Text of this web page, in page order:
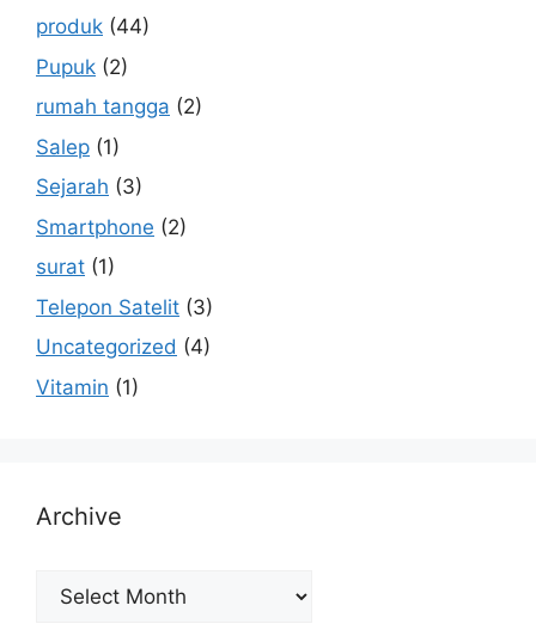
produk (44)
Pupuk (2)
rumah tangga (2)
Salep (1)
Sejarah (3)
Smartphone (2)
surat (1)
Telepon Satelit (3)
Uncategorized (4)
Vitamin (1)
Archive
Archive